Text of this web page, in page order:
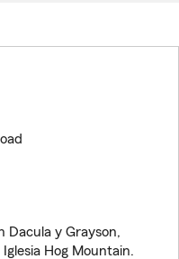
Dacula y Grayson,
Hog Mountain.